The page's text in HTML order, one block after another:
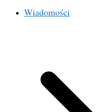
Wiadomości